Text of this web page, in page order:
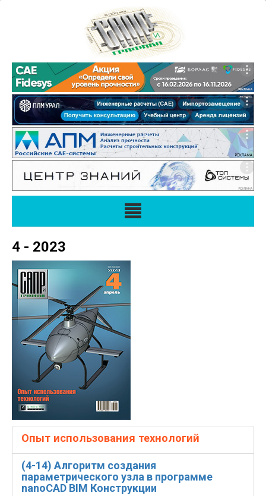
4 - 2023
Опыт использования технологий
(4-14) Алгоритм создания
параметрического узла в программе
nanoCAD BIM Конструкции